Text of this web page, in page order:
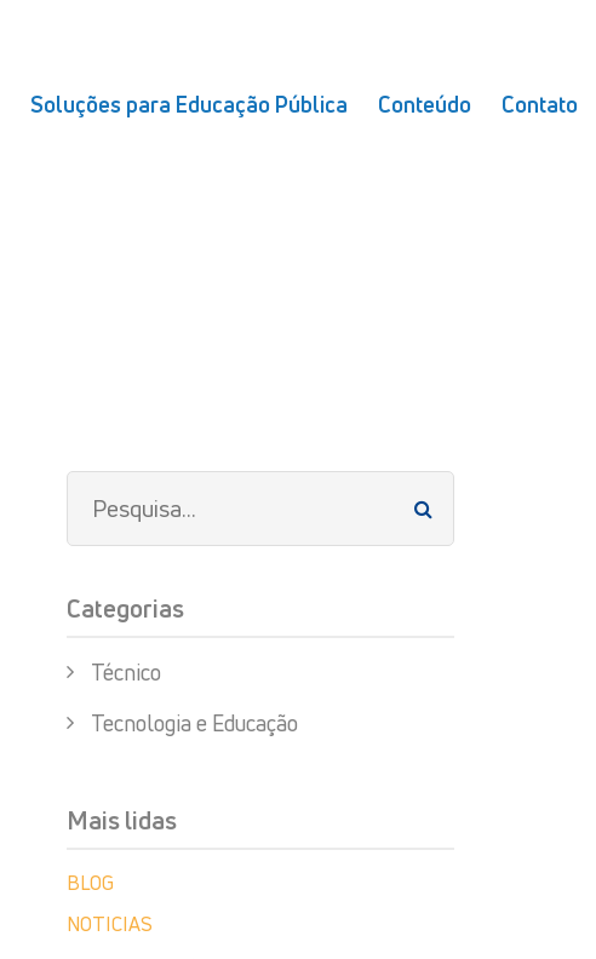
Soluções para Educação Pública Conteúdo Contato
Categorias
Técnico
Tecnologia e Educação
Mais lidas
BLOG
NOTICIAS